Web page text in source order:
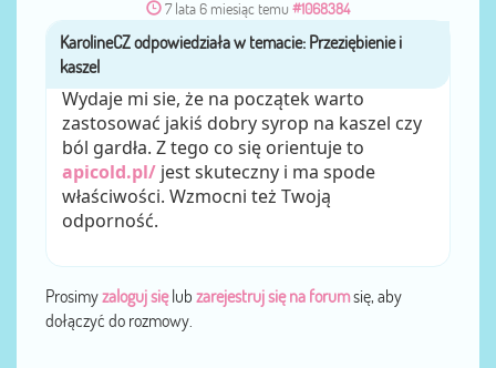
7 lata 6 miesiąc temu #1068384
przezKarolineCZ
Wydaje mi sie, że na początek warto
zastosować jakiś dobry syrop na kaszel czy
ból gardła. Z tego co się orientuje to
apicold.pl/ jest skuteczny i ma spode
właściwości. Wzmocni też Twoją
odporność.
Prosimyzaloguj sięlub zarejestruj się na forumsię, aby
dołączyć do rozmowy.